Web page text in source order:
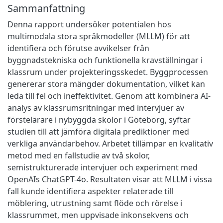
Sammanfattning
Denna rapport undersöker potentialen hos
multimodala stora språkmodeller (MLLM) för att
identifiera och förutse avvikelser från
byggnadstekniska och funktionella kravställningar i
klassrum under projekteringsskedet. Byggprocessen
genererar stora mängder dokumentation, vilket kan
leda till fel och ineffektivitet. Genom att kombinera AI-
analys av klassrumsritningar med intervjuer av
förstelärare i nybyggda skolor i Göteborg, syftar
studien till att jämföra digitala prediktioner med
verkliga användarbehov. Arbetet tillämpar en kvalitativ
metod med en fallstudie av två skolor,
semistrukturerade intervjuer och experiment med
OpenAIs ChatGPT-4o. Resultaten visar att MLLM i vissa
fall kunde identifiera aspekter relaterade till
möblering, utrustning samt flöde och rörelse i
klassrummet, men uppvisade inkonsekvens och